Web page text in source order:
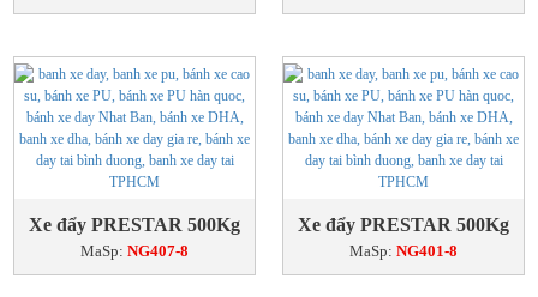
Xe đẩy PRESTAR 500Kg
MaSp: NG407-8
Xe đẩy PRESTAR 500Kg
MaSp: NG401-8